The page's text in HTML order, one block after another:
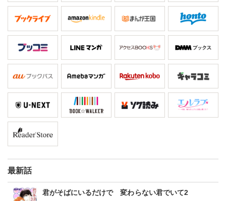
最新話
君がそばにいるだけで 変わらない君でいて2